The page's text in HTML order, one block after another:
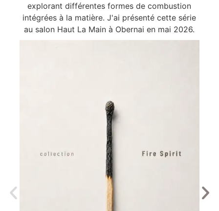
explorant différentes formes de combustion
intégrées à la matière. J'ai présenté cette série
au salon Haut La Main à Obernai en mai 2026.